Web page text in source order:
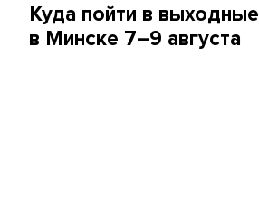
Куда пойти в выходные
в Минске 7–9 августа